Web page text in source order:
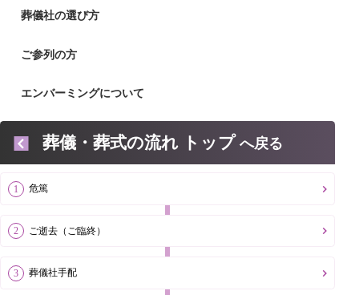
葬儀社の選び方
ご参列の方
エンバーミングについて
葬儀・葬式の流れ トップ へ戻る
危篤
ご逝去（ご臨終）
葬儀社手配